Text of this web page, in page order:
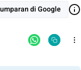
di Google